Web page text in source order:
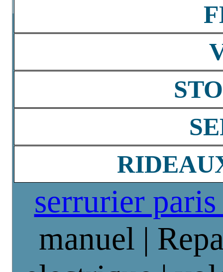
serrurier
manuel |